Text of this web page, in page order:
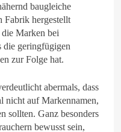
baugleiche
Fabrik hergestellt
Marken bei
die geringfügigen
zur Folge hat.
abermals, dass
nicht auf Markennamen,
sollten. Ganz besonders
bewusst sein,